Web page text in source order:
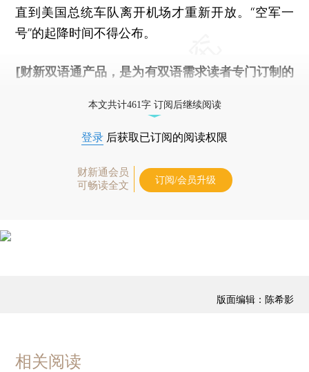
直到美国总统车队离开机场才重新开放。“空军一
号”的起降时间不得公布。
[财新双语通产品，是为有双语需求读者专门订制的
本文共计461字 订阅后继续阅读
登录 后获取已订阅的阅读权限
财新通会员
可畅读全文
订阅/会员升级
版面编辑：陈希影
相关阅读